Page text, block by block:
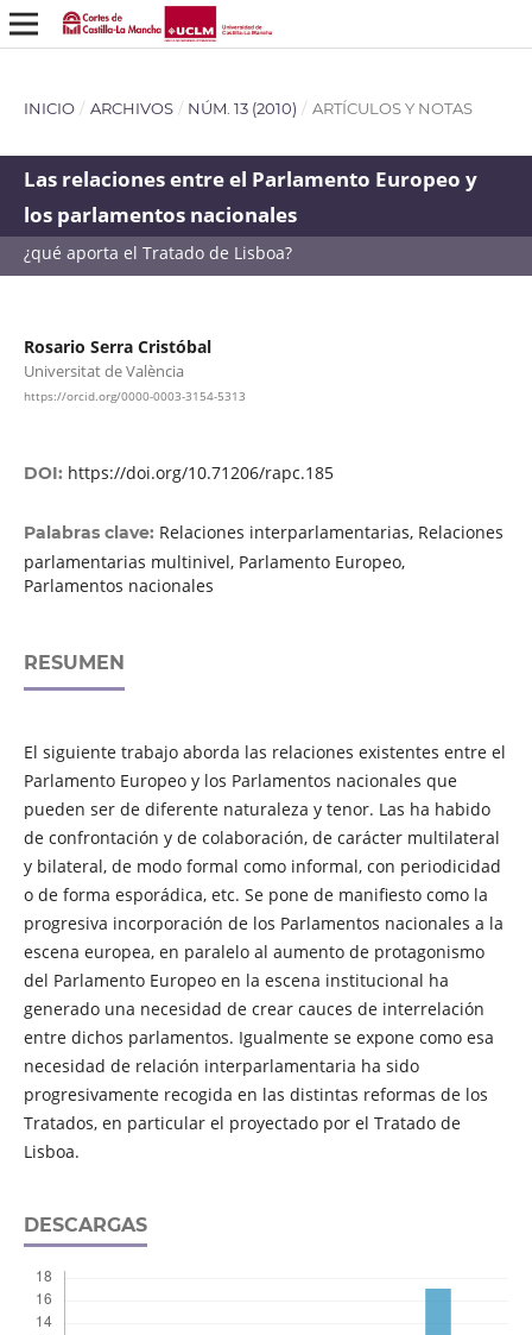
INICIO / ARCHIVOS / NÚM. 13 (2010) / ARTÍCULOS Y NOTAS
Las relaciones entre el Parlamento Europeo y
los parlamentos nacionales
¿qué aporta el Tratado de Lisboa?
Rosario Serra Cristóbal
Universitat de València
https://orcid.org/0000-0003-3154-5313
DOI: https://doi.org/10.71206/rapc.185
Palabras clave: Relaciones interparlamentarias, Relaciones
parlamentarias multinivel, Parlamento Europeo,
Parlamentos nacionales
RESUMEN
El siguiente trabajo aborda las relaciones existentes entre el
Parlamento Europeo y los Parlamentos nacionales que
pueden ser de diferente naturaleza y tenor. Las ha habido
de confrontación y de colaboración, de carácter multilateral
y bilateral, de modo formal como informal, con periodicidad
o de forma esporádica, etc. Se pone de manifiesto como la
progresiva incorporación de los Parlamentos nacionales a la
escena europea, en paralelo al aumento de protagonismo
del Parlamento Europeo en la escena institucional ha
generado una necesidad de crear cauces de interrelación
entre dichos parlamentos. Igualmente se expone como esa
necesidad de relación interparlamentaria ha sido
progresivamente recogida en las distintas reformas de los
Tratados, en particular el proyectado por el Tratado de
Lisboa.
DESCARGAS